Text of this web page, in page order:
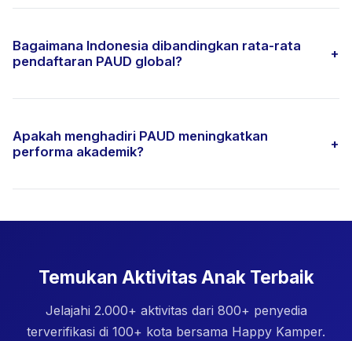
Bagaimana Indonesia dibandingkan rata-rata
pendaftaran PAUD global?
+
Apakah menghadiri PAUD meningkatkan
performa akademik?
+
Temukan Aktivitas Anak Terbaik
Jelajahi 2.000+ aktivitas dari 800+ penyedia
terverifikasi di 100+ kota bersama Happy Kamper.